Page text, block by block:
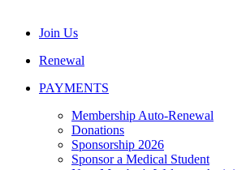
Join Us
Renewal
PAYMENTS
Membership Auto-Renewal
Donations
Sponsorship 2026
Sponsor a Medical Student